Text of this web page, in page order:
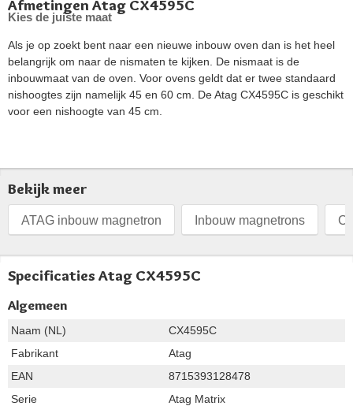
Afmetingen Atag CX4595C
Kies de juiste maat
Als je op zoekt bent naar een nieuwe inbouw oven dan is het heel
belangrijk om naar de nismaten te kijken. De nismaat is de
inbouwmaat van de oven. Voor ovens geldt dat er twee standaard
nishoogtes zijn namelijk 45 en 60 cm. De Atag CX4595C is geschikt
voor een nishoogte van 45 cm.
Bekijk meer
ATAG inbouw magnetron Inbouw magnetrons
Specificaties Atag CX4595C
Algemeen
Naam (NL)
CX4595C
Fabrikant
Atag
EAN
8715393128478
Serie
Atag Matrix